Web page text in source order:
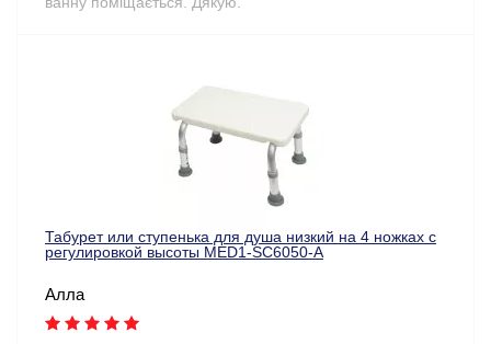
Табурет или ступенька для душа низкий на 4 ножках c
регулировкой высоты MED1-SC6050-A
Алла